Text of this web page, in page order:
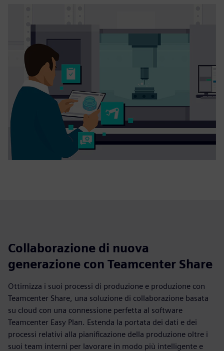
Collaborazione di nuova
generazione con Teamcenter Share
Ottimizza i suoi processi di produzione e produzione con
Teamcenter Share, una soluzione di collaborazione basata
su cloud con una connessione perfetta al software
Teamcenter Easy Plan. Estenda la portata dei dati e dei
processi relativi alla pianificazione della produzione oltre i
suoi team interni per lavorare in modo più intelligente e